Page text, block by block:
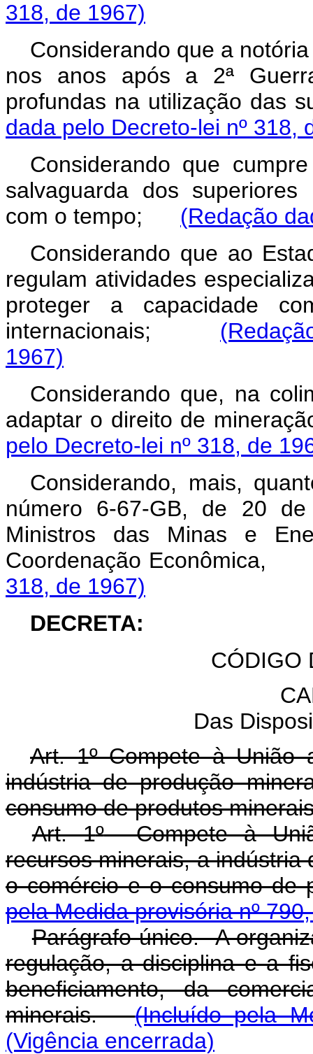
318, de 1967)
Considerando que a
nos anos após a 2ª
profundas na utilização
dada pelo Decreto-lei nº 318,
Considerando que
salvaguarda dos
com o tempo; (Redação
Considerando que ao
regulam atividades
proteger a capacidade
internacionais;
1967)
Considerando que, na
adaptar o direito de
pelo Decreto-lei nº 318, de
Considerando, mais,
número 6-67-GB, de 20
Ministros das Minas e
Coordenação
318, de 1967)
DECRETA:
CÓDIGO
Das
Art. 1º Compete à União
indústria de produção
consumo de produtos
Art. 1ºCompete à
recursos minerais, a
o comércio e o consumo
pela Medida provisória nº
Parágrafo único. A
regulação, a disciplina e a
beneficiamento, da
minerais.(Incluído pela
(Vigência encerrada)